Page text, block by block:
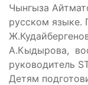
Чынгыза
русском языке.
А.Кыдырова,
руководитель
Детям